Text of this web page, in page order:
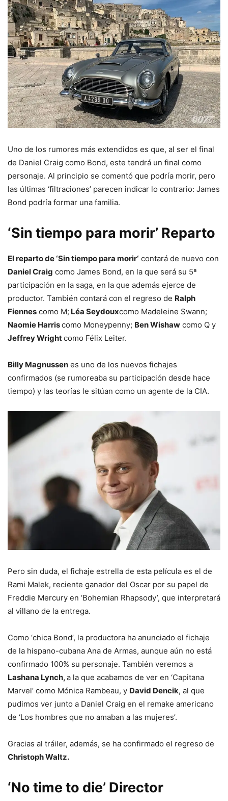
Uno de los rumores más extendidos es que, al ser el final
de Daniel Craig como Bond, este tendrá un final como
personaje. Al principio se comentó que podría morir, pero
las últimas ‘filtraciones’ parecen indicar lo contrario: James
Bond podría formar una familia.
‘Sin tiempo para morir’ Reparto
El reparto de‘Sin tiempo para morir‘ contará de nuevo con
Daniel Craig como James Bond, en la que será su 5ª
participación en la saga, en la que además ejerce de
productor. También contará con el regreso de Ralph
Fiennes como M; Léa Seydouxcomo Madeleine Swann;
Naomie Harriscomo Moneypenny; Ben Wishaw como Q y
Jeffrey Wrightcomo Félix Leiter.
Billy Magnussen es uno de los nuevos fichajes
confirmados (se rumoreaba su participación desde hace
tiempo) y las teorías le sitúan como un agente de la CIA.
Pero sin duda, el fichaje estrella de esta película es el de
Rami Malek, reciente ganador del Oscar por su papel de
Freddie Mercury en ‘Bohemian Rhapsody’, que interpretará
al villano de la entrega.
Como ‘chica Bond’, la productora ha anunciado el fichaje
de la hispano-cubana Ana de Armas, aunque aún no está
confirmado 100% su personaje. También veremos a
Lashana Lynch,a la que acabamos de ver en ‘Capitana
Marvel’ como Mónica Rambeau, y David Dencik, al que
pudimos ver junto a Daniel Craig en el remake americano
de ‘Los hombres que no amaban a las mujeres’.
Gracias al tráiler, además, se ha confirmado el regreso de
Christoph Waltz.
‘No time to die’ Director